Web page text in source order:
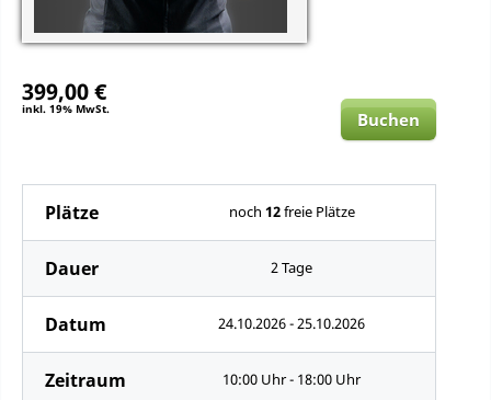
399,00 €
inkl. 19% MwSt. Buchen
Plätze noch 12freie Plätze
Dauer 2 Tage
Datum 24.10.2026 - 25.10.2026
Zeitraum 10:00 Uhr - 18:00 Uhr